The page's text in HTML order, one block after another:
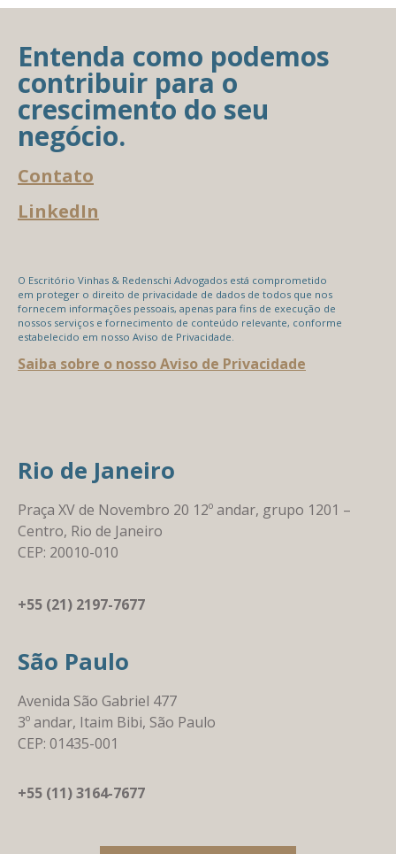
Entenda como podemos
contribuir para o
crescimento do seu
negócio.
Contato
LinkedIn
O Escritório Vinhas & Redenschi Advogados está comprometido
em proteger o direito de privacidade de dados de todos que nos
fornecem informações pessoais, apenas para fins de execução de
nossos serviços e fornecimento de conteúdo relevante, conforme
estabelecido em nosso Aviso de Privacidade.
Saiba sobre o nosso Aviso de Privacidade
Rio de Janeiro
Praça XV de Novembro 20 12º andar, grupo 1201 –
Centro, Rio de Janeiro
CEP: 20010-010
+55 (21) 2197-7677
São Paulo
Avenida São Gabriel 477
3º andar, Itaim Bibi, São Paulo
CEP: 01435-001
+55 (11) 3164-7677